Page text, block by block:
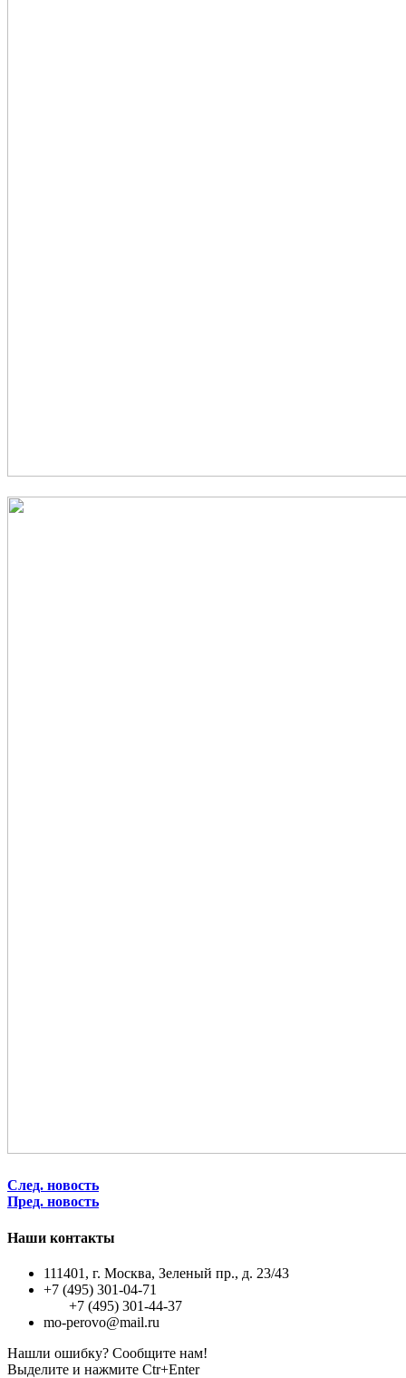
След. новость
Пред. новость
Наши контакты
111401, г. Москва, Зеленый пр., д. 23/43
+7 (495) 301-04-71
+7 (495) 301-44-37
mo-perovo@mail.ru
Нашли ошибку? Сообщите нам!
Выделите и нажмите Ctr+Enter